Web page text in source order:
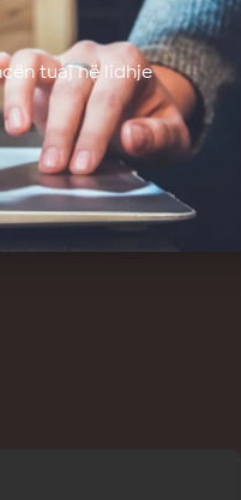
tuaj në lidhje